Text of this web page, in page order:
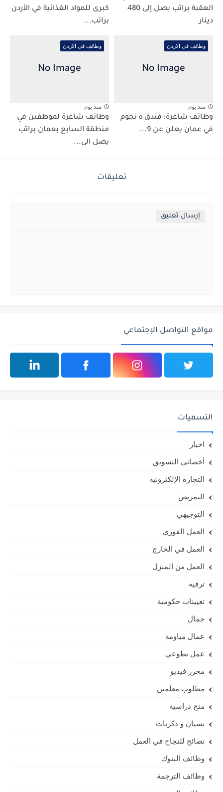
العقبة براتب يصل إلى 480
دينار
كبرى للمواد الغذائية في الأردن
براتب...
وظائف في الاردن
منذ يوم
وظائف شاغرة: فندق ٥ نجوم
في عمان يعلن عن 9...
وظائف في الاردن
منذ يوم
وظائف شاغرة لموظفين في
منطقة السابع بعمان براتب
يصل الى...
تعليقات
إرسال تعليق
مواقع التواصل الإجتماعي
التسميات
اخبار
أخصائي التسويق
التجارة الإلكترونية
التمريض
التوجيهي
العمل الفوري
العمل في الخارج
العمل من المنزل
ترفيه
تعيينات حكومية
جمال
عمال مياومة
عمل تطوعي
محرر فيديو
مطلوب معلمين
منح دراسية
نسيان و ذكريات
نصائح للنجاح في العمل
وظائف البنوك
وظائف الترجمة